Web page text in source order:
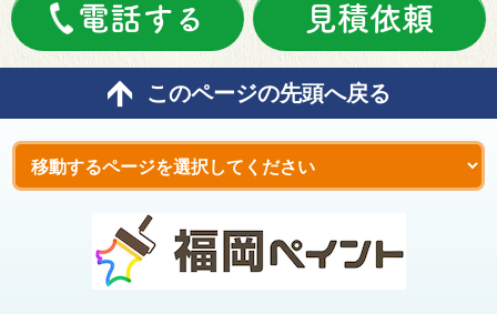
電話する 見積依頼
このページの先頭へ戻る